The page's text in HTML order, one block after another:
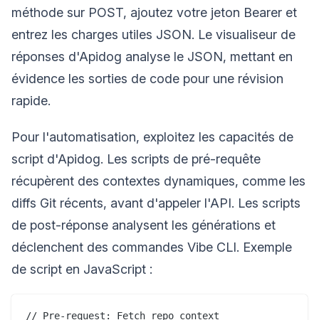
méthode sur POST, ajoutez votre jeton Bearer et
entrez les charges utiles JSON. Le visualiseur de
réponses d'Apidog analyse le JSON, mettant en
évidence les sorties de code pour une révision
rapide.
Pour l'automatisation, exploitez les capacités de
script d'Apidog. Les scripts de pré-requête
récupèrent des contextes dynamiques, comme les
diffs Git récents, avant d'appeler l'API. Les scripts
de post-réponse analysent les générations et
déclenchent des commandes Vibe CLI. Exemple
de script en JavaScript :
// Pre-request: Fetch repo context